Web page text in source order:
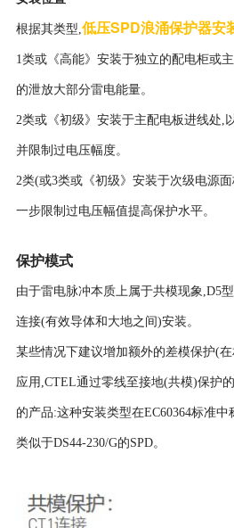
根据其类型, 低压SPD浪涌保护器安
1类或《高能》安装于独立的配电柜或
的泄放大部分雷电能量。
2类或《初级》安装于主配电板进线处,
并限制过电压幅度。
2类(或3类或《初级》安装于次级电源
一步限制过电压幅值提高保护水平。
保护模式
由于雷电脉冲本质上属于共模现象,D5
连接(有效导体和大地之间)安装。
某些情况下建议增加额外的差模保护(
应用,CTEL通过零线至接地(共模)保护
的产品:这种安装类型在EC60364标准
类似于DS44-230/G的SPD。